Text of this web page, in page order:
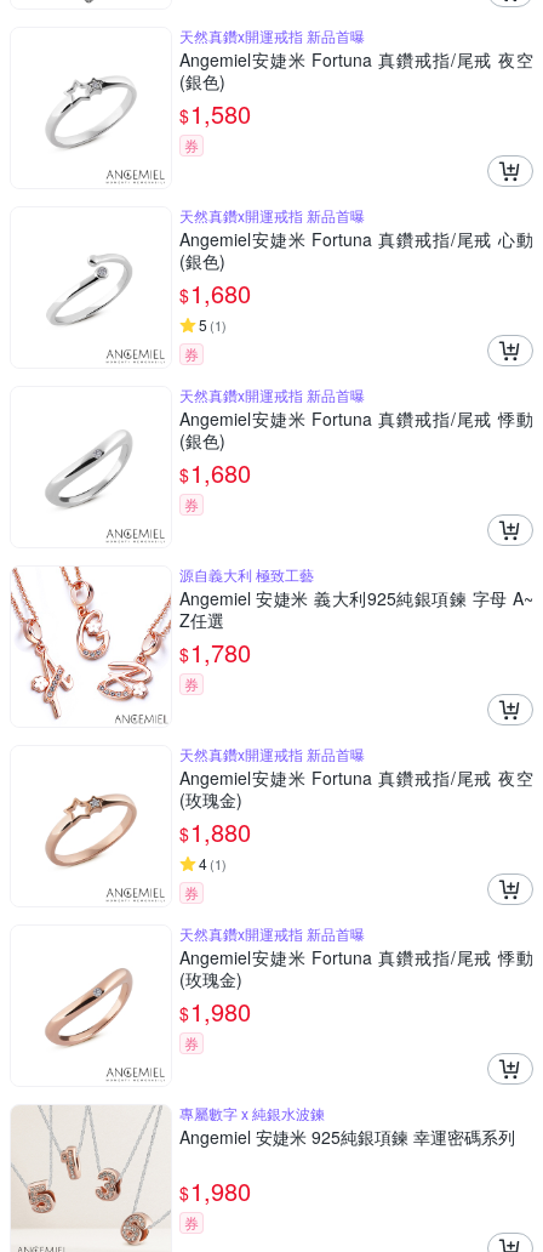
天然真鑽x開運戒指 新品首曝
Angemiel安婕米 Fortuna 真鑽戒指/尾戒 夜空
(銀色)
$1,580
券
天然真鑽x開運戒指 新品首曝
Angemiel安婕米 Fortuna 真鑽戒指/尾戒 心動
(銀色)
$1,680
5 (1)
券
天然真鑽x開運戒指 新品首曝
Angemiel安婕米 Fortuna 真鑽戒指/尾戒 悸動
(銀色)
$1,680
券
源自義大利 極致工藝
Angemiel 安婕米 義大利925純銀項鍊 字母 A~
Z任選
$1,780
券
天然真鑽x開運戒指 新品首曝
Angemiel安婕米 Fortuna 真鑽戒指/尾戒 夜空
(玫瑰金)
$1,880
4(1)
券
天然真鑽x開運戒指 新品首曝
Angemiel安婕米 Fortuna 真鑽戒指/尾戒 悸動
(玫瑰金)
$1,980
券
專屬數字 x 純銀水波鍊
Angemiel 安婕米 925純銀項鍊 幸運密碼系列
$1,980
券